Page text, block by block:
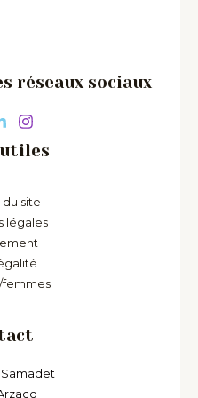
réseaux sociaux
site
légales
femmes